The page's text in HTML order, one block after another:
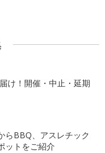
け！開催・中止・延期
らBBQ、アスレチック
ットをご紹介